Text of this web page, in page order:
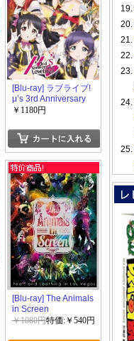
[Blu-ray] ラブライブ!
μ’s 3rd Anniversary
LoveLive!
￥1180円
[Blu-ray] The Animals
in Screen
￥1080円特価:￥540円
19.
20.
21.
22.
23.
24.
25.